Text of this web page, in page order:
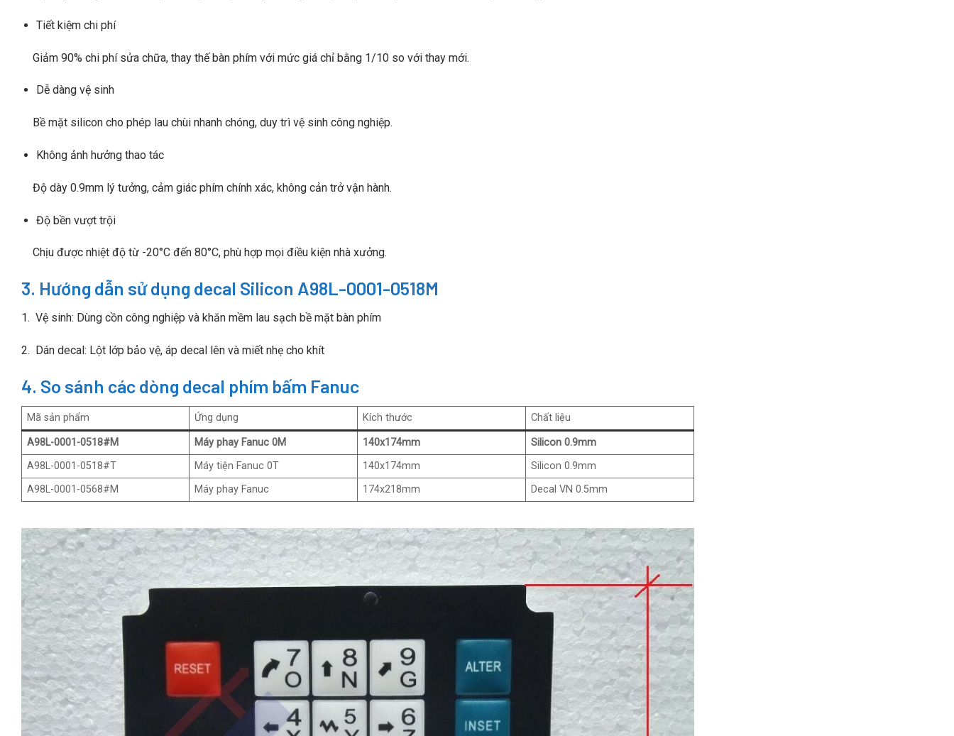
Tiết kiệm chi phí
Giảm 90% chi phí sửa chữa, thay thế bàn phím với mức giá chỉ bằng 1/10 so với thay mới.
Dễ dàng vệ sinh
Bề mặt silicon cho phép lau chùi nhanh chóng, duy trì vệ sinh công nghiệp.
Không ảnh hưởng thao tác
Độ dày 0.9mm lý tưởng, cảm giác phím chính xác, không cản trở vận hành.
Độ bền vượt trội
Chịu được nhiệt độ từ -20°C đến 80°C, phù hợp mọi điều kiện nhà xưởng.
3. Hướng dẫn sử dụng decal Silicon A98L-0001-0518M
1. Vệ sinh: Dùng cồn công nghiệp và khăn mềm lau sạch bề mặt bàn phím
2. Dán decal: Lột lớp bảo vệ, áp decal lên và miết nhẹ cho khít
4. So sánh các dòng decal phím bấm Fanuc
Mã sản phẩm Ứng dụng Kích thước Chất liệu
A98L-0001-0518#M Máy phay Fanuc 0M 140x174mm
Silicon 0.9mm
A98L-0001-0518#T
Máy tiện Fanuc 0T 140x174mm
Silicon 0.9mm
A98L-0001-0568#M
Máy phay Fanuc 174x218mm Decal VN 0.5mm